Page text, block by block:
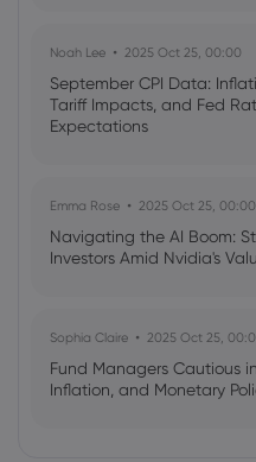
Noah Lee 2025 Oct 25, 00:00
September CPI Data:
Tariff Impacts, and Fed
Expectations
Emma Rose 2025 Oct 25, 00:00
Navigating the AI Boom:
Investors Amid Nvidia's
Sophia Claire 2025 Oct 25,
Fund Managers Cautious in
Inflation, and Monetary